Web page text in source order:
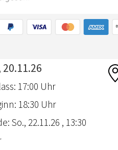
20.11.26
17:00 Uhr
18:30 Uhr
So., 22.11.26 , 13:30